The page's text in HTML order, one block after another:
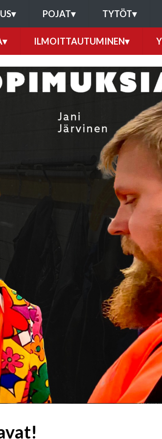
▾ POJAT▾ TYTÖT▾
▾ ILMOITTAUTUMINEN▾